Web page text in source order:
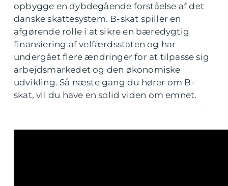
opbygge en dybdegående forståelse af det
danske skattesystem. B-skat spiller en
afgørende rolle i at sikre en bæredygtig
finansiering af velfærdsstaten og har
undergået flere ændringer for at tilpasse sig
arbejdsmarkedet og den økonomiske
udvikling. Så næste gang du hører om B-
skat, vil du have en solid viden om emnet.